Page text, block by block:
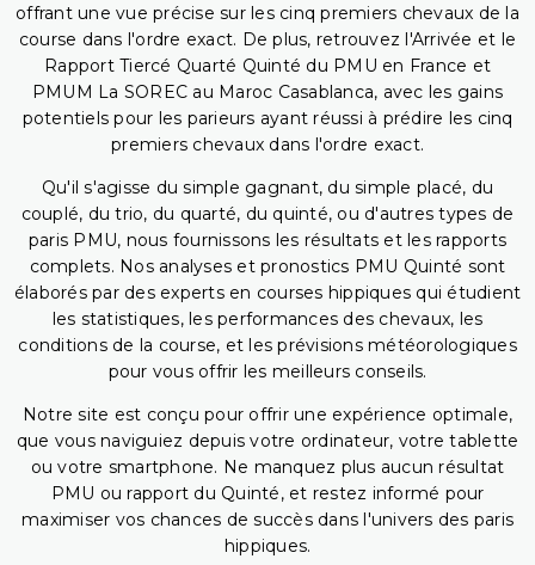
offrant une vue précise sur les cinq premiers chevaux de la
course dans l'ordre exact. De plus, retrouvez l'Arrivée et le
Rapport Tiercé Quarté Quinté du PMU en France et
PMUM La SOREC au Maroc Casablanca, avec les gains
potentiels pour les parieurs ayant réussi à prédire les cinq
premiers chevaux dans l'ordre exact.
Qu'il s'agisse du simple gagnant, du simple placé, du
couplé, du trio, du quarté, du quinté, ou d'autres types de
paris PMU, nous fournissons les résultats et les rapports
complets. Nos analyses et pronostics PMU Quinté sont
élaborés par des experts en courses hippiques qui étudient
les statistiques, les performances des chevaux, les
conditions de la course, et les prévisions météorologiques
pour vous offrir les meilleurs conseils.
Notre site est conçu pour offrir une expérience optimale,
que vous naviguiez depuis votre ordinateur, votre tablette
ou votre smartphone. Ne manquez plus aucun résultat
PMU ou rapport du Quinté, et restez informé pour
maximiser vos chances de succès dans l'univers des paris
hippiques.